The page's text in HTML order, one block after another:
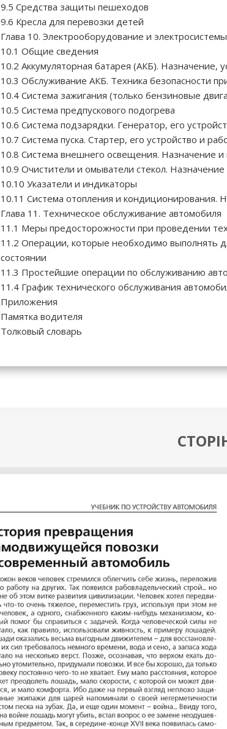
9.5 Средства защиты пешеходов
9.6 Кресла для перевозки детей
Глава 10. Электрооборудование и электросистемы
10.1 Общие сведения
10.2 Аккумуляторная батарея (АКБ). Назначение,
10.3 Обслуживание АКБ. Техника безопасности
10.4 Система зажигания (только бензиновые
10.5 Система предпускового подогрева
10.6 Система подзарядки. Генератор, его
10.7 Система пуска. Стартер, его устройство и
10.8 Система внешнего освещения. Назначение
10.9 Очистители и омыватели стекол.
10.10 Указатели и индикаторы
10.11 Система отопления и кондиционирования.
Глава 11. Техническое обслуживание автомобиля
11.1 Меры предосторожности при проведении
11.2 Операции, которые необходимо выполнять
состоянии
11.3 Простейшие операции по обслуживанию
11.4 График технического обслуживания
Приложения
Памятка водителя
Толковый словарь